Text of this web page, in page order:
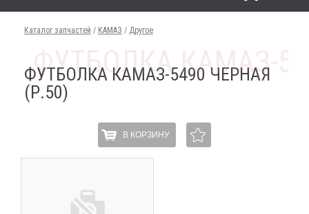
Каталог запчастей / КАМАЗ / Другое
ФУТБОЛКА КАМАЗ-5490 ЧЕРНАЯ
(Р.50)
В КОРЗИНУ